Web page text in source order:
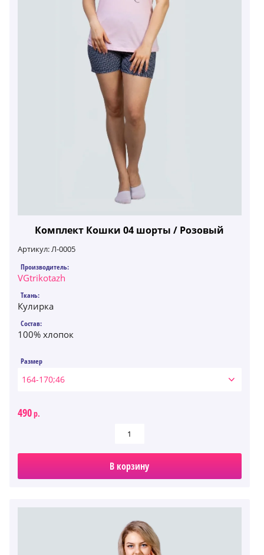
Комплект Кошки 04 шорты / Розовый
Артикул:Л-0005
Производитель:
VGtrikotazh
Ткань:
Кулирка
Состав:
100% хлопок
Размер
164-170;46
490р.
В корзину